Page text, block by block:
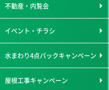
不動産・内覧会
イベント・チラシ
水まわり4点パックキャンペーン
屋根工事キャンペーン